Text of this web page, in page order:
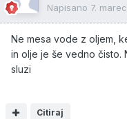
Napisano 7.
Ne mesa vode z oljem,
in olje je še vedno čisto.
sluzi
Citiraj